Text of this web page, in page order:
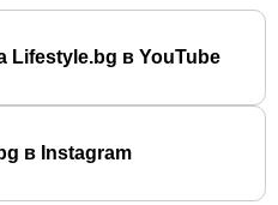
Lifestyle.bg в YouTube
в Instagram